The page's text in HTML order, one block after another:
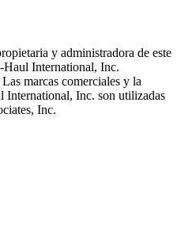
y administradora de este
Haul International, Inc.
Las marcas comerciales y la
International, Inc. son utilizadas
Inc.